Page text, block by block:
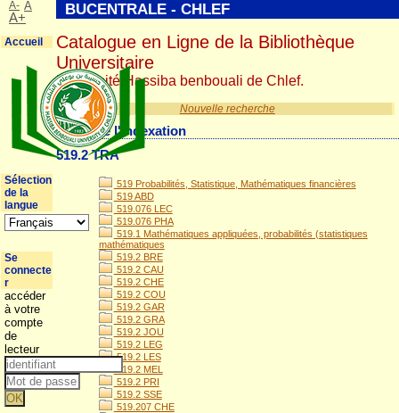
Nouvelle recherche
Détail de l'indexation
519.2 TRA
519 Probabilités, Statistique, Mathématiques financières
519 ABD
519.076 LEC
519.076 PHA
519.1 Mathématiques appliquées, probabilités (statistiques
mathématiques
519.2 BRE
519.2 CAU
519.2 CHE
519.2 COU
519.2 GAR
519.2 GRA
519.2 JOU
519.2 LEG
519.2 LES
519.2 MEL
519.2 PRI
519.2 SSE
519.207 CHE
BUCENTRALE - CHLEF
Catalogue en Ligne de la Bibliothèque
Universitaire
Université Hassiba benbouali de Chlef.
A- A
A+
Accueil
Sélection
de la
langue
Se
connecte
r
accéder
à votre
compte
de
lecteur